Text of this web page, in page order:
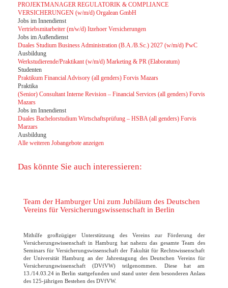
PROJEKTMANAGER REGULATORIK & COMPLIANCE
VERSICHERUNGEN (w/m/d) Orgalean GmbH
Jobs im Innendienst
Vertriebsmitarbeiter (m/w/d) Itzehoer Versicherungen
Jobs im Außendienst
Duales Studium Business Administration (B.A./B.Sc.) 2027 (w/m/d) PwC
Ausbildung
Werkstudierende/Praktikant (w/m/d) Marketing & PR (Elaboratum)
Studenten
Praktikum Financial Advisory (all genders) Forvis Mazars
Praktika
(Senior) Consultant Interne Revision – Financial Services (all genders) Forvis
Mazars
Jobs im Innendienst
Duales Bachelorstudium Wirtschaftsprüfung – HSBA (all genders) Forvis
Marzars
Ausbildung
Alle weiteren Jobangebote anzeigen
Das könnte Sie auch interessieren:
Team der Hamburger Uni zum Jubiläum des Deutschen
Vereins für Versicherungswissenschaft in Berlin
Mithilfe großzügiger Unterstützung des Vereins zur Förderung der
Versicherungswissenschaft in Hamburg hat nahezu das gesamte Team des
Seminars für Versicherungswissenschaft der Fakultät für Rechtswissenschaft
der Universität Hamburg an der Jahrestagung des Deutschen Vereins für
Versicherungswissenschaft (DVfVW) teilgenommen. Diese hat am
13./14.03.24 in Berlin stattgefunden und stand unter dem besonderen Anlass
des 125-jährigen Bestehen des DVfVW.